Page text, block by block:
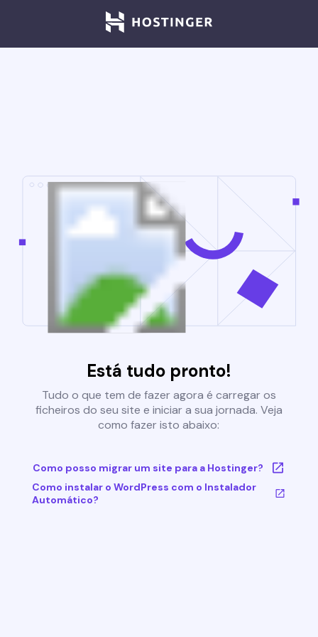
Está tudo pronto!
Tudo o que tem de fazer agora é carregar os
ficheiros do seu site e iniciar a sua jornada. Veja
como fazer isto abaixo:
Como posso migrar um site para a Hostinger?
Como instalar o WordPress com o Instalador
Automático?